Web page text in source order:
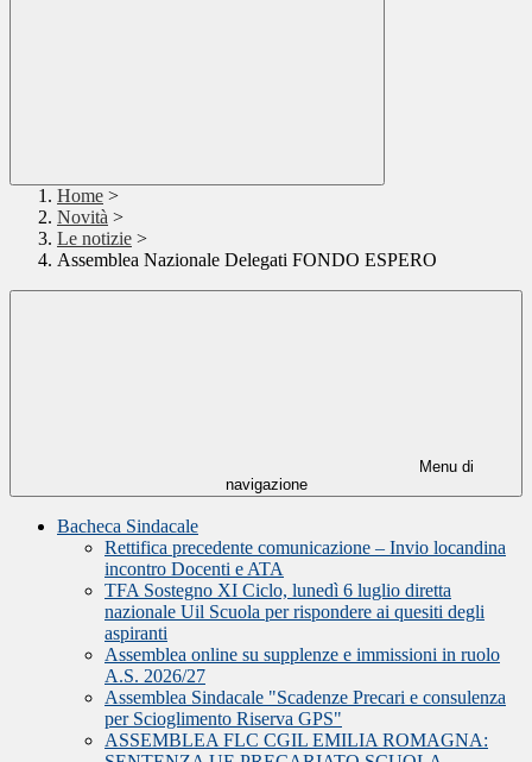
Home >
Novità >
Le notizie >
Assemblea Nazionale Delegati FONDO ESPERO
Menu di
navigazione
Bacheca Sindacale
Rettifica precedente comunicazione – Invio locandina
incontro Docenti e ATA
TFA Sostegno XI Ciclo, lunedì 6 luglio diretta
nazionale Uil Scuola per rispondere ai quesiti degli
aspiranti
Assemblea online su supplenze e immissioni in ruolo
A.S. 2026/27
Assemblea Sindacale "Scadenze Precari e consulenza
per Scioglimento Riserva GPS"
ASSEMBLEA FLC CGIL EMILIA ROMAGNA: